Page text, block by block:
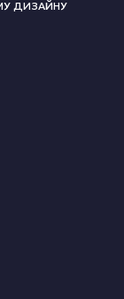
ДИЗАЙНУ